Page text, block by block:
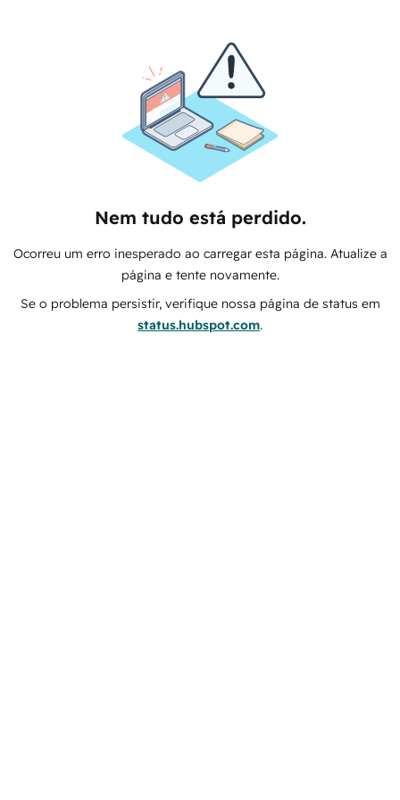
Nem tudo está perdido.
Ocorreu um erro inesperado ao carregar esta página. Atualize a
página e tente novamente.
Se o problema persistir, verifique nossa página de status em
status.hubspot.com.